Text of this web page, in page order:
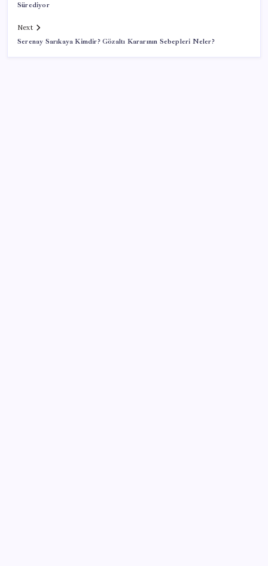
Sürediyor
Next
Serenay Sarıkaya Kimdir? Gözaltı Kararının Sebepleri Neler?